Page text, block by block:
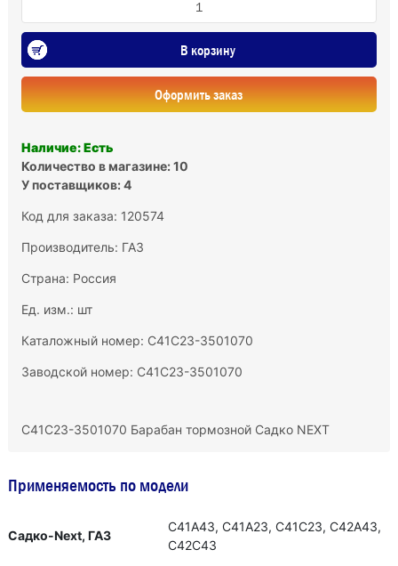
В корзину
Оформить заказ
Наличие: Есть
Количество в магазине: 10
У поставщиков: 4
Код для заказа: 120574
Производитель: ГАЗ
Страна: Россия
Ед. изм.: шт
Каталожный номер: C41C23-3501070
Заводской номер: C41C23-3501070
C41C23-3501070 Барабан тормозной Садко NEXT
Применяемость по модели
Садко-Next, ГАЗ
С41А43, С41А23, С41С23, С42А43,
С42С43